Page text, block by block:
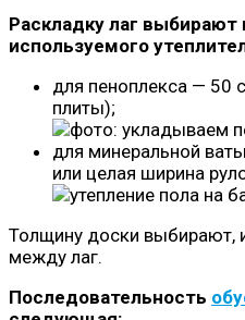
Раскладку лаг выбирают
используемого
для пеноплекса — 50
плиты);
для минеральной
или целая ширина
Толщину доски выбирают,
между лаг.
Последовательность